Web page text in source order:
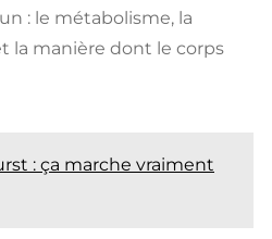
: le métabolisme, la
la manière dont le corps
: ça marche vraiment